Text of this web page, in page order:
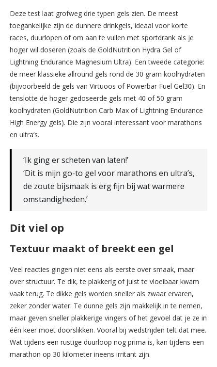
Deze test laat grofweg drie typen gels zien. De meest
toegankelijke zijn de dunnere drinkgels, ideaal voor korte
races, duurlopen of om aan te vullen met sportdrank als je
hoger wil doseren (zoals de GoldNutrition Hydra Gel of
Lightning Endurance Magnesium Ultra). Een tweede categorie:
de meer klassieke allround gels rond de 30 gram koolhydraten
(bijvoorbeeld de gels van Virtuoos of Powerbar Fuel Gel30). En
tenslotte de hoger gedoseerde gels met 40 of 50 gram
koolhydraten (GoldNutrition Carb Max of Lightning Endurance
High Energy gels). Die zijn vooral interessant voor marathons
en ultra’s.
‘Ik ging er scheten van laten!’
‘Dit is mijn go-to gel voor marathons en ultra’s,
de zoute bijsmaak is erg fijn bij wat warmere
omstandigheden.’
Dit viel op
Textuur maakt of breekt een gel
Veel reacties gingen niet eens als eerste over smaak, maar
over structuur. Te dik, te plakkerig of juist te vloeibaar kwam
vaak terug. Te dikke gels worden sneller als zwaar ervaren,
zeker zonder water. Te dunne gels zijn makkelijk in te nemen,
maar geven sneller plakkerige vingers of het gevoel dat je ze in
één keer moet doorslikken. Vooral bij wedstrijden telt dat mee.
Wat tijdens een rustige duurloop nog prima is, kan tijdens een
marathon op 30 kilometer ineens irritant zijn.